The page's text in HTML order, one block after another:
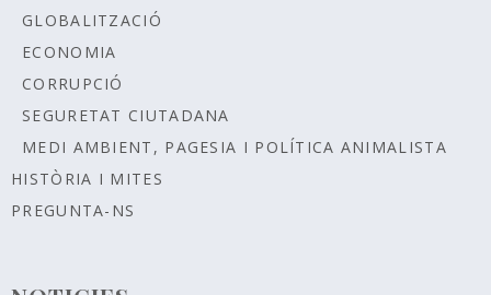
GLOBALITZACIÓ
ECONOMIA
CORRUPCIÓ
SEGURETAT CIUTADANA
MEDI AMBIENT, PAGESIA I POLÍTICA ANIMALISTA
HISTÒRIA I MITES
PREGUNTA-NS